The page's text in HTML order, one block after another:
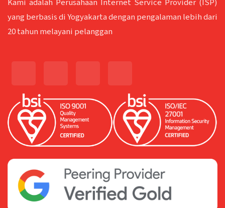
Kami adalah Perusahaan Internet Service Provider (ISP)
yang berbasis di Yogyakarta dengan pengalaman lebih dari
20 tahun melayani pelanggan